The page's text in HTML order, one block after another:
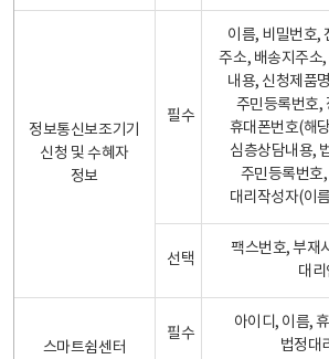
정보통신보조기기
신청 및 수혜자
정보
필수
이름, 비밀번호,
주소, 배송지주소
내용, 신청제품
주민등록번호,
휴대폰번호(해
심층상담내용,
주민등록번호
대리작성자(이
선택
팩스번호, 부재
대리
스마트쉼센터
필수
아이디, 이름,
법정대